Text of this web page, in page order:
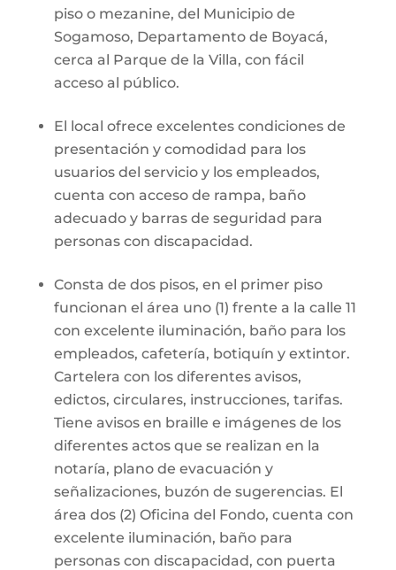
piso o mezanine, del Municipio de
Sogamoso, Departamento de Boyacá,
cerca al Parque de la Villa, con fácil
acceso al público.
El local ofrece excelentes condiciones de
presentación y comodidad para los
usuarios del servicio y los empleados,
cuenta con acceso de rampa, baño
adecuado y barras de seguridad para
personas con discapacidad.
Consta de dos pisos, en el primer piso
funcionan el área uno (1) frente a la calle 11
con excelente iluminación, baño para los
empleados, cafetería, botiquín y extintor.
Cartelera con los diferentes avisos,
edictos, circulares, instrucciones, tarifas.
Tiene avisos en braille e imágenes de los
diferentes actos que se realizan en la
notaría, plano de evacuación y
señalizaciones, buzón de sugerencias. El
área dos (2) Oficina del Fondo, cuenta con
excelente iluminación, baño para
personas con discapacidad, con puerta